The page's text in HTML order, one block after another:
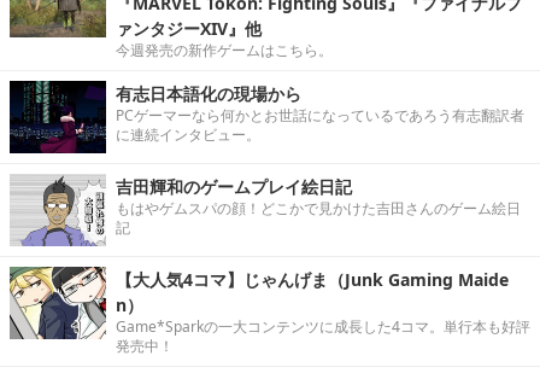
ァンタジーXIV』他
今週発売の新作ゲームはこちら。
有志日本語化の現場から
PCゲーマーなら何かとお世話になっているであろう有志翻訳者
に連続インタビュー。
吉田輝和のゲームプレイ絵日記
もはやゲムスパの顔！どこかで見かけた吉田さんのゲーム絵日
記
【大人気4コマ】じゃんげま（Junk Gaming Maide
n）
Game*Sparkの一大コンテンツに成長した4コマ。単行本も好評
発売中！